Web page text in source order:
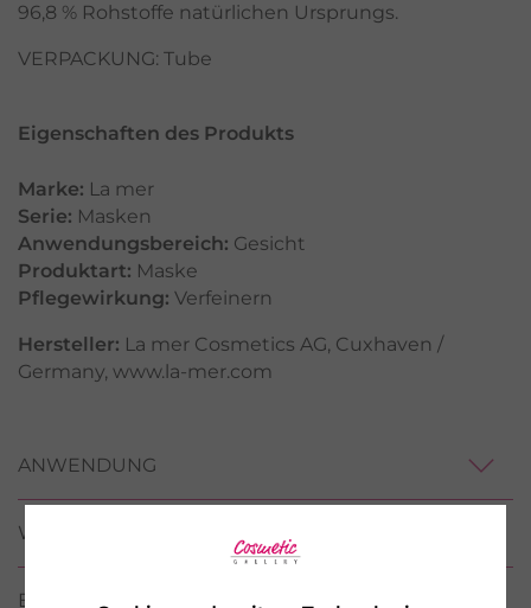
96,8 % Rohstoffe natürlichen Ursprungs.
VERPACKUNG: Tube
Eigenschaften des Produkts
Marke: La mer
Serie: Masken
Anwendungsbereich: Gesicht
Produktart: Maske
Pflegewirkung: Verfeinern
Hersteller: La mer Cosmetics AG, Cuxhaven /
Germany, www.la-mer.com
ANWENDUNG
WIRKSTOFFE / INCI
BEWERTUNGEN